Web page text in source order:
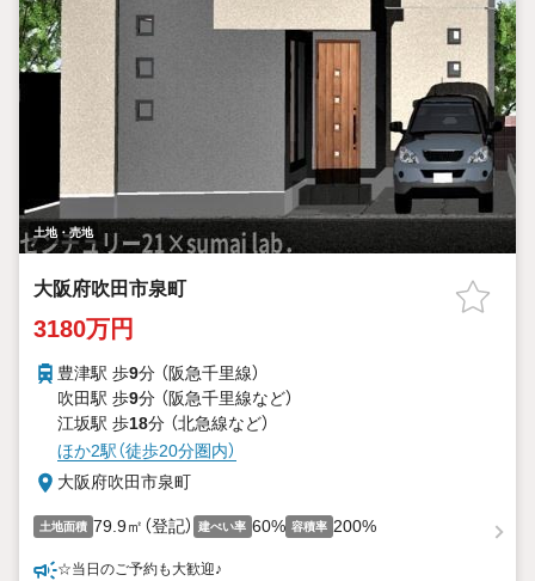
土地・売地
大阪府吹田市泉町
3180万円
豊津駅 歩9分 （阪急千里線）
吹田駅 歩9分 （阪急千里線など）
江坂駅 歩18分 （北急線など）
ほか2駅（徒歩20分圏内）
大阪府吹田市泉町
土地面積 79.9㎡（登記） 建ぺい率 60% 容積率 200%
☆当日のご予約も大歓迎♪